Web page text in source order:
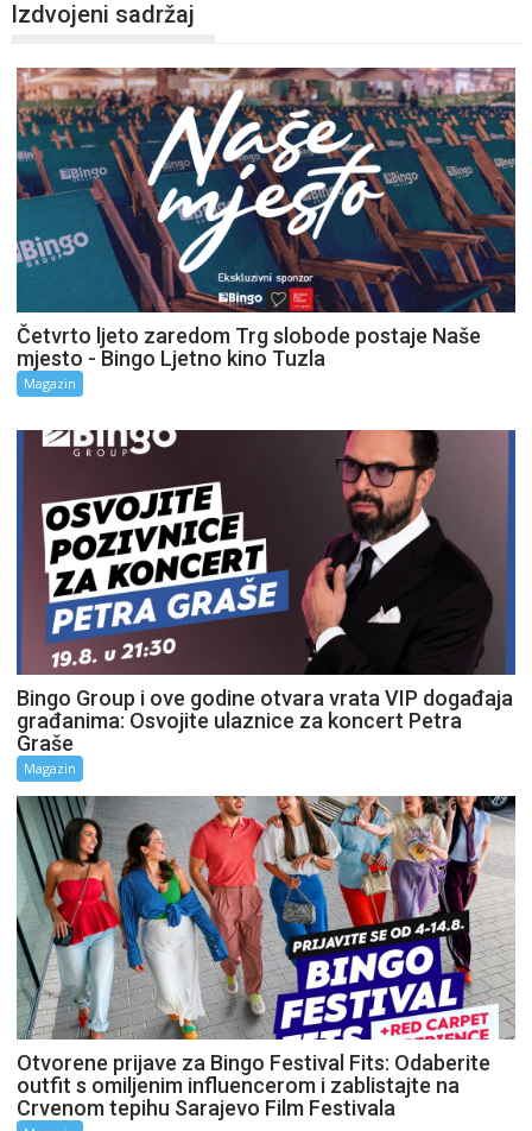
Izdvojeni sadržaj
Četvrto ljeto zaredom Trg slobode postaje Naše
mjesto - Bingo Ljetno kino Tuzla
Magazin
Bingo Group i ove godine otvara vrata VIP događaja
građanima: Osvojite ulaznice za koncert Petra
Graše
Magazin
Otvorene prijave za Bingo Festival Fits: Odaberite
outfit s omiljenim influencerom i zablistajte na
Crvenom tepihu Sarajevo Film Festivala